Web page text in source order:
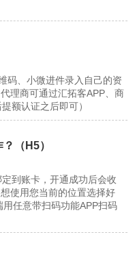
码、小微进件录入自己的资
理商可通过汇拓客APP、商
额认证之后即可）
（H5）
到账卡，开通成功后会收
使用您当前的位置选择好
任意带扫码功能APP扫码